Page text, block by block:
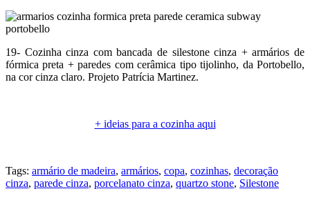
19- Cozinha cinza com bancada de silestone cinza + armários de
fórmica preta + paredes com cerâmica tipo tijolinho, da Portobello,
na cor cinza claro. Projeto Patrícia Martinez.
+ ideias para a cozinha aqui
Tags: armário de madeira, armários, copa, cozinhas, decoração
cinza, parede cinza, porcelanato cinza, quartzo stone, Silestone